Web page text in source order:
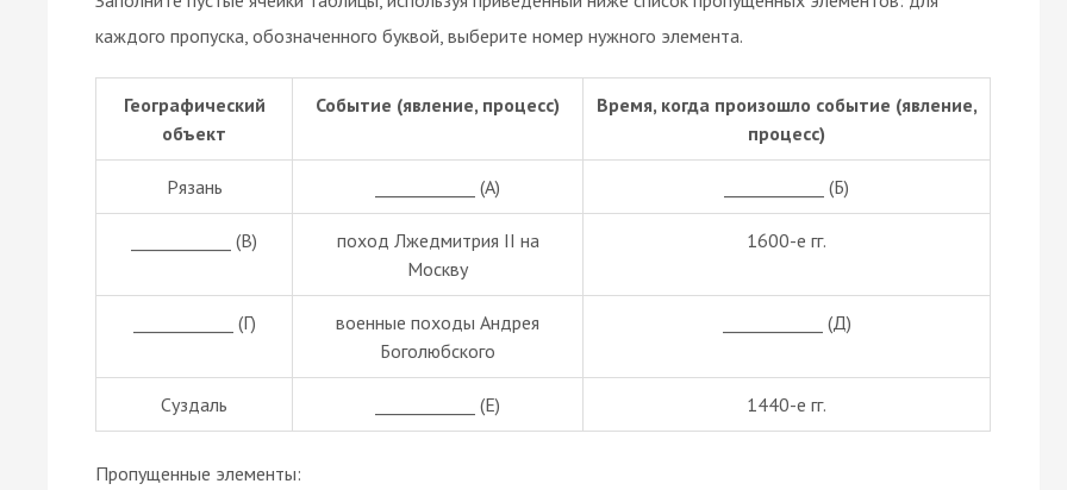
каждого пропуска, обозначенного буквой, выберите номер нужного элемента.
Географический
объект
Событие (явление, процесс)
Время, когда произошло событие (явление,
процесс)
Рязань ____________ (А) ____________ (Б)
____________ (В)
поход Лжедмитрия II на
Москву
1600-е гг.
____________ (Г)
военные походы Андрея
Боголюбского
____________ (Д)
Суздаль ____________ (Е) 1440-е гг.
Пропущенные элементы: